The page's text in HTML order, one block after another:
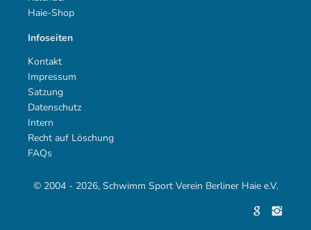
Haie-Shop
Infoseiten
Kontakt
Impressum
Satzung
Datenschutz
Intern
Recht auf Löschung
FAQs
© 2004 - 2026, Schwimm Sport Verein Berliner Haie e.V.